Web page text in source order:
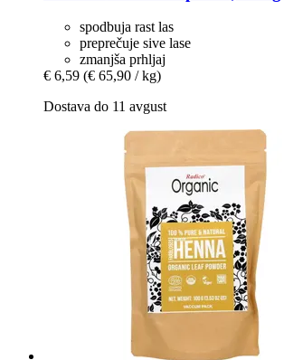
spodbuja rast las
preprečuje sive lase
zmanjša prhljaj
€ 6,59 (€ 65,90 / kg)
Dostava do 11 avgust